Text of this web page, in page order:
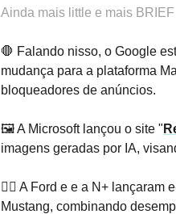
Ainda mais little e mais BRIEF
🛑 Falando nisso, o Google
mudança para a plataforma
bloqueadores de anúncios.
🖼️ A Microsoft lançou o site "
imagens geradas por IA,
🚴‍♂️ A Ford e e a N+ lançaram
Mustang, combinando